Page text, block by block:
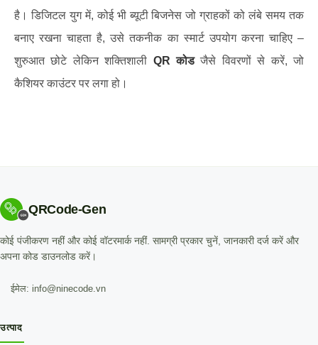
है। डिजिटल युग में, कोई भी ब्यूटी बिजनेस जो ग्राहकों को लंबे समय तक
बनाए रखना चाहता है, उसे तकनीक का स्मार्ट उपयोग करना चाहिए –
शुरुआत छोटे लेकिन शक्तिशाली QR कोडजैसे विवरणों से करें, जो
कैशियर काउंटर पर लगा हो।
QRCode-Gen
कोई पंजीकरण नहीं और कोई वॉटरमार्क नहीं. सामग्री प्रकार चुनें, जानकारी दर्ज करें और
अपना कोड डाउनलोड करें।
ईमेल: info@ninecode.vn
उत्पाद